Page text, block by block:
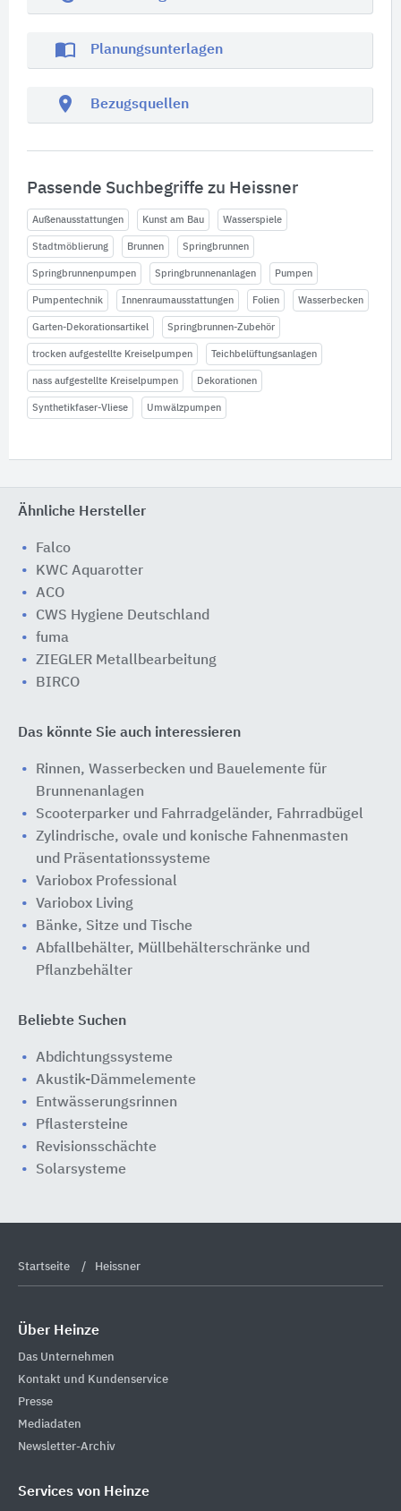
import_contacts Planungsunterlagen
location_on Bezugsquellen
Passende Suchbegriffe zu Heissner
Außenausstattungen Kunst am Bau Wasserspiele
Stadtmöblierung Brunnen Springbrunnen
Springbrunnenpumpen Springbrunnenanlagen Pumpen
Pumpentechnik Innenraumausstattungen Folien Wasserbecken
Garten-Dekorationsartikel Springbrunnen-Zubehör
trocken aufgestellte Kreiselpumpen Teichbelüftungsanlagen
nass aufgestellte Kreiselpumpen Dekorationen
Synthetikfaser-Vliese Umwälzpumpen
Ähnliche Hersteller
Falco
KWC Aquarotter
ACO
CWS Hygiene Deutschland
fuma
ZIEGLER Metallbearbeitung
BIRCO
Das könnte Sie auch interessieren
Rinnen, Wasserbecken und Bauelemente für
Brunnenanlagen
Scooterparker und Fahrradgeländer, Fahrradbügel
Zylindrische, ovale und konische Fahnenmasten
und Präsentationssysteme
Variobox Professional
Variobox Living
Bänke, Sitze und Tische
Abfallbehälter, Müllbehälterschränke und
Pflanzbehälter
Beliebte Suchen
Abdichtungssysteme
Akustik-Dämmelemente
Entwässerungsrinnen
Pflastersteine
Revisionsschächte
Solarsysteme
Startseite Heissner
Über Heinze
Das Unternehmen
Kontakt und Kundenservice
Presse
Mediadaten
Newsletter-Archiv
Services von Heinze